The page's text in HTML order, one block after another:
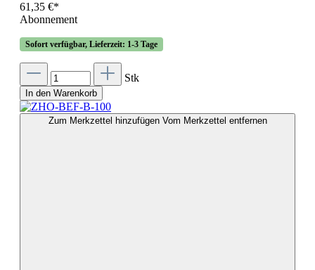
61,35 €*
Abonnement
Sofort verfügbar, Lieferzeit: 1-3 Tage
Stk
In den Warenkorb
Zum Merkzettel hinzufügen Vom Merkzettel entfernen